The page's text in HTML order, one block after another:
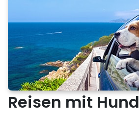
Reisen mit Hund